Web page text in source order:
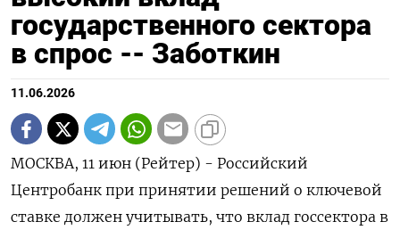
государственного сектора
в спрос -- Заботкин
11.06.2026
МОСКВА, 11 июн (Рейтер) - Российский
Центробанк при принятии решений о ключевой
ставке должен учитывать, что вклад госсектора в